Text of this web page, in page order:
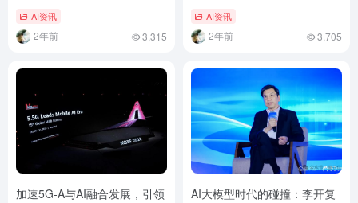
AI资讯
2年前 3,315
AI资讯
2年前 3,705
加速5G-A与AI融合发展，引领
AI大模型时代的碰撞：李开复